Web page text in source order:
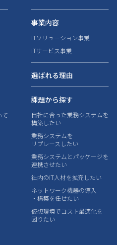
て
事業内容
ITソリューション事業
ITサービス事業
選ばれる理由
課題から探す
自社に合った業務システムを
構築したい
業務システムを
リプレースしたい
業務システムとパッケージを
連携させたい
社内のIT人材を拡充したい
ネットワーク機器の導入
・構築を任せたい
仮想環境でコスト最適化を
図りたい